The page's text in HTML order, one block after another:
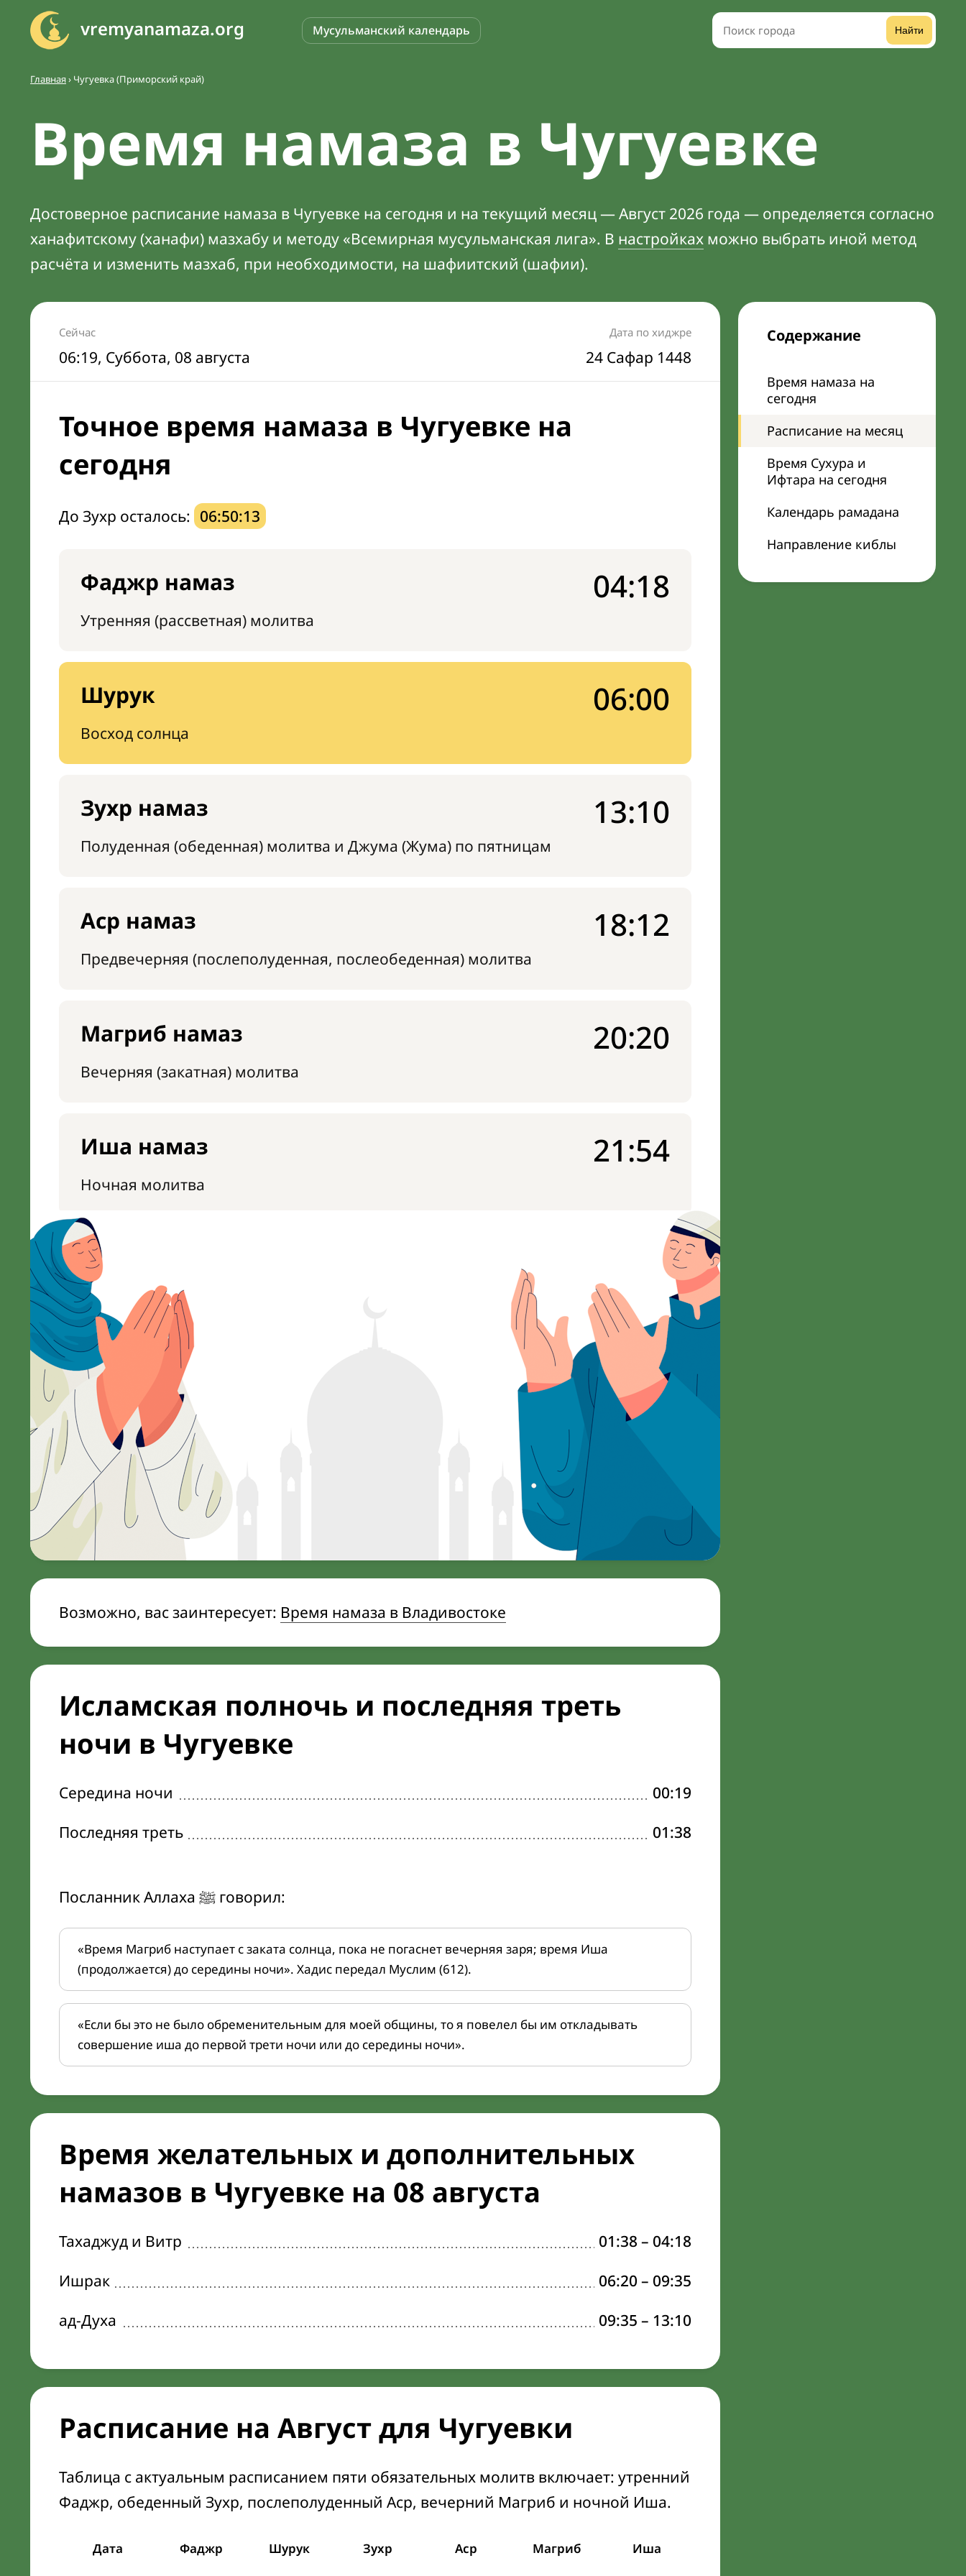
vremyanamaza.org Мусульманский календарь Найти
Главная› Чугуевка (Приморский край)
Время намаза в Чугуевке
Достоверное расписание намаза в Чугуевке на сегодня и на текущий месяц — Август 2026 года — определяется согласно
ханафитскому (ханафи) мазхабу и методу «Всемирная мусульманская лига». В настройках можно выбрать иной метод
расчёта и изменить мазхаб, при необходимости, на шафиитский (шафии).
Содержание
Время намаза на
сегодня
Расписание на месяц
Время Сухура и
Ифтара на сегодня
Календарь рамадана
Направление киблы
Сейчас
06:19, Суббота, 08 августа
Дата по хиджре
24 Сафар 1448
Точное время намаза в Чугуевке на
сегодня
До Зухр осталось: 06:50:12
Фаджр намаз
Утренняя (рассветная) молитва
04:18
Шурук
Восход солнца
06:00
Зухр намаз
Полуденная (обеденная) молитва и Джума (Жума) по пятницам
13:10
Аср намаз
Предвечерняя (послеполуденная, послеобеденная) молитва
18:12
Магриб намаз
Вечерняя (закатная) молитва
20:20
Иша намаз
Ночная молитва
21:54
Возможно, вас заинтересует: Время намаза в Владивостоке
Исламская полночь и последняя треть
ночи в Чугуевке
Середина ночи
00:19
Последняя треть
01:38
Посланник Аллаха ﷺ говорил:
«Время Магриб наступает с заката солнца, пока не погаснет вечерняя заря; время Иша
(продолжается) до середины ночи». Хадис передал Муслим (612).
«Если бы это не было обременительным для моей общины, то я повелел бы им откладывать
совершение иша до первой трети ночи или до середины ночи».
Время желательных и дополнительных
намазов в Чугуевке на 08 августа
Тахаджуд и Витр 01:38 – 04:18
Ишрак
06:20 – 09:35
ад-Духа
09:35 – 13:10
Расписание на Август для Чугуевки
Таблица с актуальным расписанием пяти обязательных молитв включает: утренний
Фаджр, обеденный Зухр, послеполуденный Аср, вечерний Магриб и ночной Иша.
Дата Фаджр Шурук Зухр Аср Магриб Иша